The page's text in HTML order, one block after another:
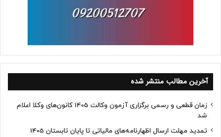
آخرین مطالب منتشر شده
زمان قطعی و رسمی برگزاری آزمون وکالت 1405 کانون‌های وکلا اعلام
شد
تمدید مهلت ارسال اظهارنامه‌های مالیاتی تا پایان تابستان 1405